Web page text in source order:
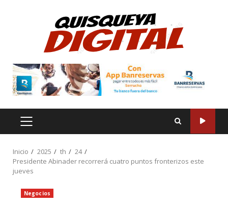
MENÚ
PRINCIPAL
Inicio 2025 th
24
Presidente Abinader recorrerá cuatro puntos fronterizos este
jueves
Negocios